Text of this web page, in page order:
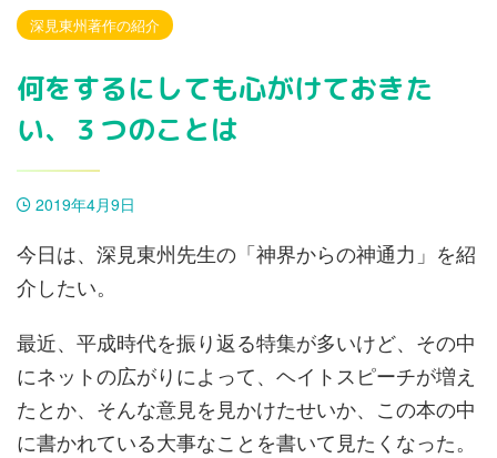
深見東州著作の紹介
何をするにしても心がけておきた
い、３つのことは
2019年4月9日
今日は、深見東州先生の「神界からの神通力」を紹
介したい。
最近、平成時代を振り返る特集が多いけど、その中
にネットの広がりによって、ヘイトスピーチが増え
たとか、そんな意見を見かけたせいか、この本の中
に書かれている大事なことを書いて見たくなった。